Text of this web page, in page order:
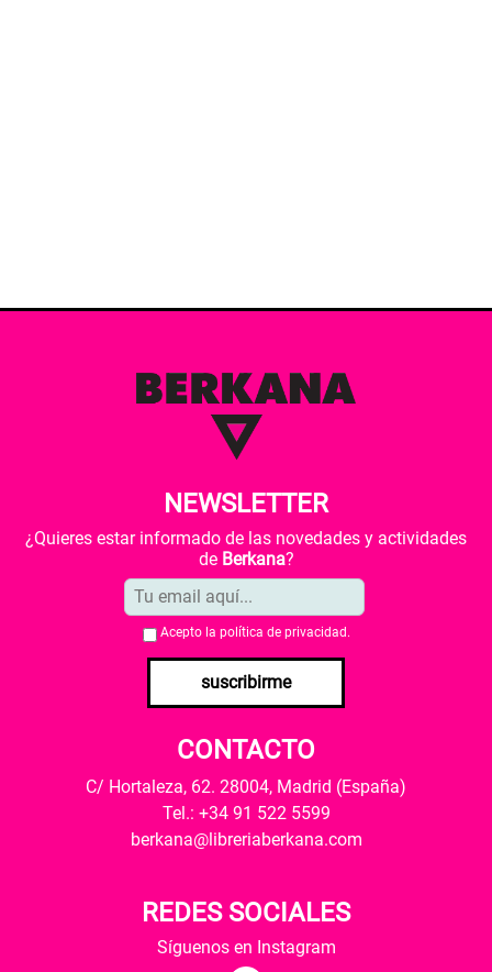
NEWSLETTER
¿Quieres estar informado de las novedades y actividades
de Berkana?
Acepto la política de privacidad .
suscribirme
CONTACTO
C/ Hortaleza, 62. 28004, Madrid (España)
Tel.: +34 91 522 5599
berkana@libreriaberkana.com
REDES SOCIALES
Síguenos en Instagram